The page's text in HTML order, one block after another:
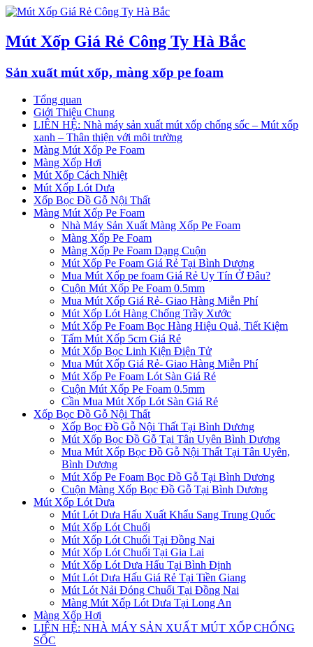
Mút Xốp Giá Rẻ Công Ty Hà Bắc
Sản xuất mút xốp, màng xốp pe foam
Tổng quan
Giới Thiệu Chung
LIÊN HỆ: Nhà máy sản xuất mút xốp chống sốc – Mút xốp
xanh – Thân thiện với môi trường
Màng Mút Xốp Pe Foam
Màng Xốp Hơi
Mút Xốp Cách Nhiệt
Mút Xốp Lót Dưa
Xốp Bọc Đồ Gỗ Nội Thất
Màng Mút Xốp Pe Foam
Nhà Máy Sản Xuất Màng Xốp Pe Foam
Màng Xốp Pe Foam
Màng Xốp Pe Foam Dạng Cuộn
Mút Xốp Pe Foam Giá Rẻ Tại Bình Dương
Mua Mút Xốp pe foam Giá Rẻ Uy Tín Ở Đâu?
Cuộn Mút Xốp Pe Foam 0.5mm
Mua Mút Xốp Giá Rẻ- Giao Hàng Miễn Phí
Mút Xốp Lót Hàng Chống Trầy Xước
Mút Xốp Pe Foam Bọc Hàng Hiệu Quả, Tiết Kiệm
Tấm Mút Xốp 5cm Giá Rẻ
Mút Xốp Bọc Linh Kiện Điện Tử
Mua Mút Xốp Giá Rẻ- Giao Hàng Miễn Phí
Mút Xốp Pe Foam Lót Sàn Giá Rẻ
Cuộn Mút Xốp Pe Foam 0.5mm
Cần Mua Mút Xốp Lót Sàn Giá Rẻ
Xốp Bọc Đồ Gỗ Nội Thất
Xốp Bọc Đồ Gỗ Nội Thất Tại Bình Dương
Mút Xốp Bọc Đồ Gỗ Tại Tân Uyên Bình Dương
Mua Mút Xốp Bọc Đồ Gỗ Nội Thất Tại Tân Uyên,
Bình Dương
Mút Xốp Pe Foam Bọc Đồ Gỗ Tại Bình Dương
Cuộn Màng Xốp Bọc Đồ Gỗ Tại Bình Dương
Mút Xốp Lót Dưa
Mút Lót Dưa Hấu Xuất Khẩu Sang Trung Quốc
Mút Xốp Lót Chuối
Mút Xốp Lót Chuối Tại Đồng Nai
Mút Xốp Lót Chuối Tại Gia Lai
Mút Xốp Lót Dưa Hấu Tại Bình Định
Mút Lót Dưa Hấu Giá Rẻ Tại Tiền Giang
Mút Lót Nải Đóng Chuối Tại Đồng Nai
Màng Mút Xốp Lót Dưa Tại Long An
Màng Xốp Hơi
LIÊN HỆ: NHÀ MÁY SẢN XUẤT MÚT XỐP CHỐNG
SỐC